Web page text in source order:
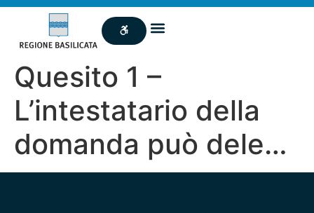
Quesito 1 –
L’intestatario della
domanda può dele…